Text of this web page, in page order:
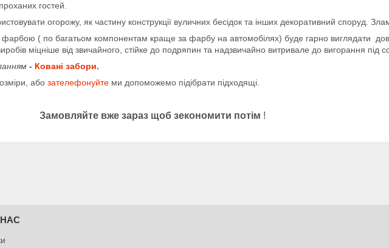
гостей.
огорожу, як частину конструкції вуличних бесідок та інших декоративний споруд.
( по багатьом компонентам краще за фарбу на автомобілях) буде гарно виглядати
міцніше від звичайного, стійке до подряпин та надзвичайно витривале до вигорання під
- Ковані забори.
або зателефонуйте ми допоможемо підібрати підходящі.
Замовляйте вже зараз щоб зекономити потім !